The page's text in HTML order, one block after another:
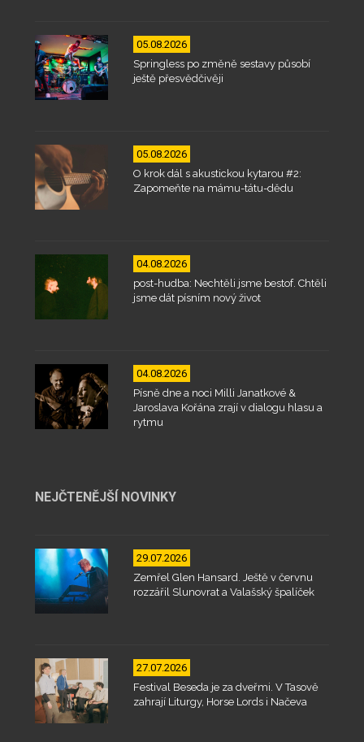
05.08.2026
Springless po změně sestavy působí
ještě přesvědčivěji
05.08.2026
O krok dál s akustickou kytarou #2:
Zapomeňte na mámu-tátu-dědu
04.08.2026
post-hudba: Nechtěli jsme bestof. Chtěli
jsme dát písním nový život
04.08.2026
Písně dne a noci Milli Janatkové &
Jaroslava Kořána zrají v dialogu hlasu a
rytmu
NEJČTENĚJŠÍ NOVINKY
29.07.2026
Zemřel Glen Hansard. Ještě v červnu
rozzářil Slunovrat a Valašský špalíček
27.07.2026
Festival Beseda je za dveřmi. V Tasově
zahrají Liturgy, Horse Lords i Načeva